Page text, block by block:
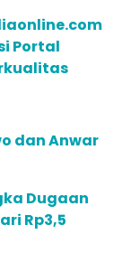
Portal
dan Anwar
Dugaan
Rp3,5